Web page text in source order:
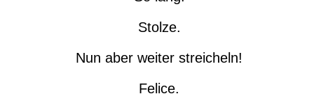
Stolze.
Nun aber weiter streicheln!
Felice.